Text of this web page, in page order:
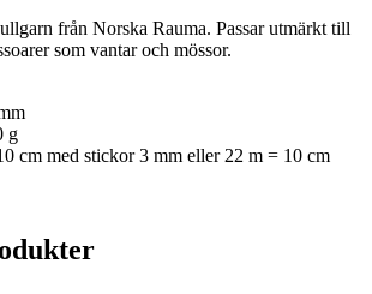
från Norska Rauma. Passar utmärkt till
som vantar och mössor.
g
cm med stickor 3 mm eller 22 m = 10 cm